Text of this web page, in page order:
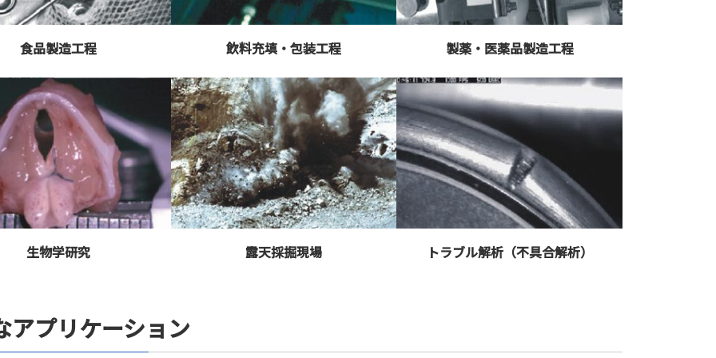
食品製造工程 飲料充填・包装工程 製薬・医薬品製造工程
生物学研究 露天採掘現場 トラブル解析（不具合解析）
アプリケーション